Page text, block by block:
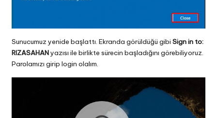
Sunucumuz yenide başlattı. Ekranda görüldüğü gibi Sign in to:
RIZASAHANyazısı ile birlikte sürecin başladığını görebiliyoruz.
Parolamızı girip login olalım.